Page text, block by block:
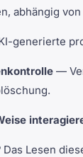
abhängig
generierte
—
Das Lesen